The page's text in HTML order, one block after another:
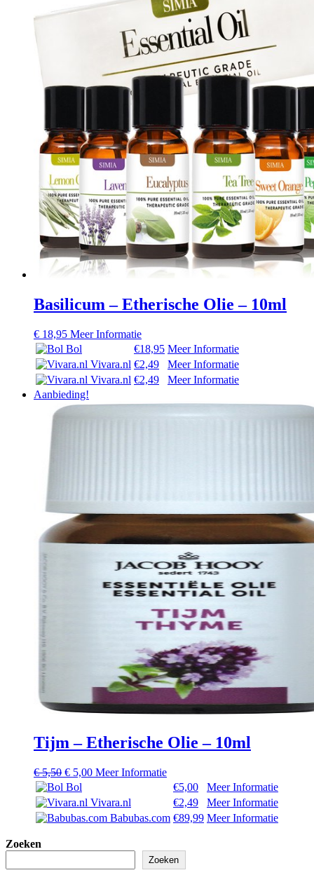
Basilicum – Etherische Olie – 10ml
€ 18,95 Meer Informatie
Bol
€18,95 Meer Informatie
Vivara.nl €2,49
Meer Informatie
Vivara.nl €2,49
Meer Informatie
Aanbieding!
Tijm – Etherische Olie – 10ml
€5,50 Oorspronkelijke
prijs
€ 5,50.
€ 5,00Huidige
is:
€ 5,00.
Meer Informatie
Bol
€5,00
Meer Informatie
Vivara.nl
€2,49
Meer Informatie
Babubas.com €89,99 Meer Informatie
Zoeken
Zoeken